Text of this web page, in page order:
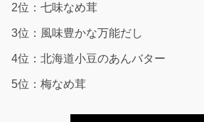
2位：七味なめ茸
3位：風味豊かな万能だし
4位：北海道小豆のあんバター
5位：梅なめ茸